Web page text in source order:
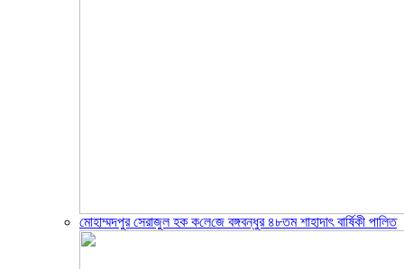
মোহাম্মদপুর সেরাজুল হক ক‌লে‌জে বঙ্গবন্ধুর ৪৮তম শাহাদাৎ বা‌র্ষিকী পা‌লিত